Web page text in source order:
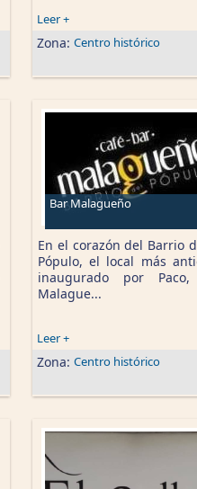
Leer +
Zona: Centro histórico
Bar Malagueño
En el corazón del Barrio
Pópulo, el local más
inaugurado por Paco,
Malague...
Leer +
Zona: Centro histórico